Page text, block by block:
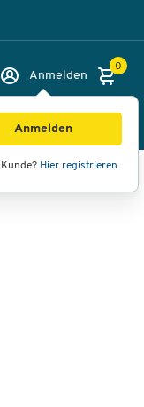
Anmelden
Anmelden
Hier registrieren
0